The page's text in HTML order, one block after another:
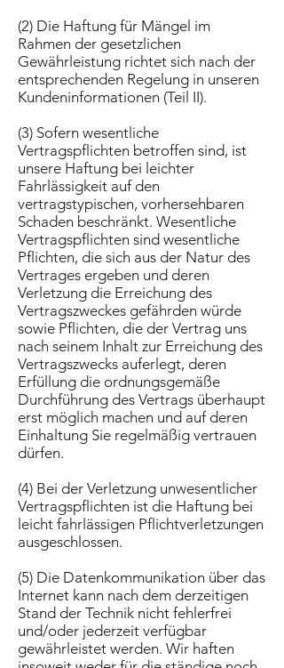
(2) Die Haftung für Mängel im
Rahmen der gesetzlichen
Gewährleistung richtet sich nach der
entsprechenden Regelung in unseren
Kundeninformationen (Teil II).
(3) Sofern wesentliche
Vertragspflichten betroffen sind, ist
unsere Haftung bei leichter
Fahrlässigkeit auf den
vertragstypischen, vorhersehbaren
Schaden beschränkt. Wesentliche
Vertragspflichten sind wesentliche
Pflichten, die sich aus der Natur des
Vertrages ergeben und deren
Verletzung die Erreichung des
Vertragszweckes gefährden würde
sowie Pflichten, die der Vertrag uns
nach seinem Inhalt zur Erreichung des
Vertragszwecks auferlegt, deren
Erfüllung die ordnungsgemäße
Durchführung des Vertrags überhaupt
erst möglich machen und auf deren
Einhaltung Sie regelmäßig vertrauen
dürfen.
(4) Bei der Verletzung unwesentlicher
Vertragspflichten ist die Haftung bei
leicht fahrlässigen Pflichtverletzungen
ausgeschlossen.
(5) Die Datenkommunikation über das
Internet kann nach dem derzeitigen
Stand der Technik nicht fehlerfrei
und/oder jederzeit verfügbar
gewährleistet werden. Wir haften